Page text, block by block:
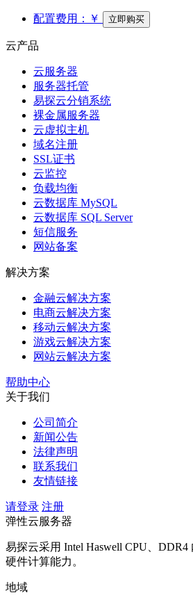
配置费用： ￥ 立即购买
云产品
云服务器
服务器托管
易探云分销系统
裸金属服务器
云虚拟主机
域名注册
SSL证书
云监控
负载均衡
云数据库 MySQL
云数据库 SQL Server
短信服务
网站备案
解决方案
金融云解决方案
电商云解决方案
移动云解决方案
游戏云解决方案
网站云解决方案
帮助中心
关于我们
公司简介
新闻公告
法律声明
联系我们
友情链接
请登录 注册
弹性云服务器
易探云采用 Intel Haswell CPU、
硬件计算能力。
地域